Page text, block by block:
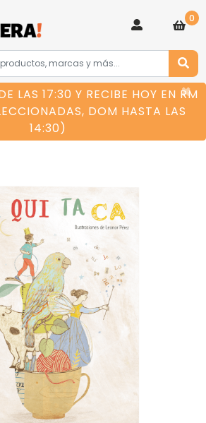
0
LAS 17:30 Y RECIBE HOY EN RM
DOM HASTA LAS
14:30)
×